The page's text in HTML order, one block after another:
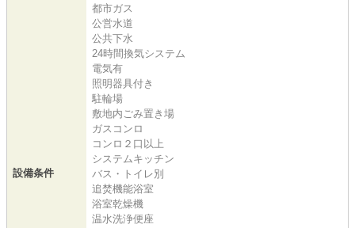
設備条件
都市ガス
公営水道
公共下水
24時間換気システム
電気有
照明器具付き
駐輪場
敷地内ごみ置き場
ガスコンロ
コンロ２口以上
システムキッチン
バス・トイレ別
追焚機能浴室
浴室乾燥機
温水洗浄便座